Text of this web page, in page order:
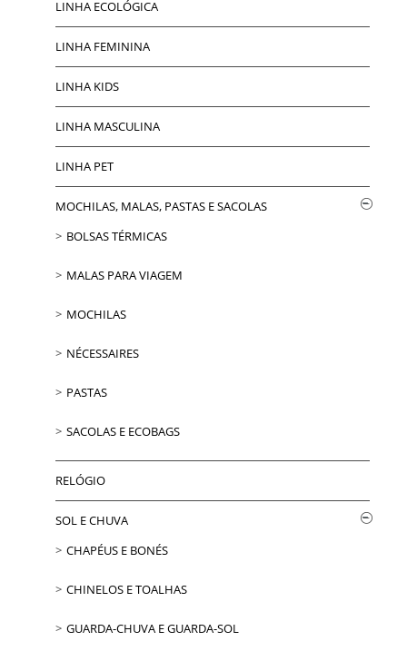
LINHA ECOLÓGICA
LINHA FEMININA
LINHA KIDS
LINHA MASCULINA
LINHA PET
MOCHILAS, MALAS, PASTAS E SACOLAS
BOLSAS TÉRMICAS
MALAS PARA VIAGEM
MOCHILAS
NÉCESSAIRES
PASTAS
SACOLAS E ECOBAGS
RELÓGIO
SOL E CHUVA
CHAPÉUS E BONÉS
CHINELOS E TOALHAS
GUARDA-CHUVA E GUARDA-SOL